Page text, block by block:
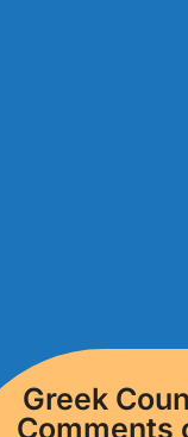
Greek
Comments